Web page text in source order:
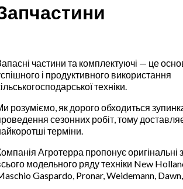
частини та комплектуючі — це
і продуктивного використання
техніки.
розуміємо, як дорого обходиться
сезонних робіт, тому
терміни.
Агротерра пропонує оригінальні
модельного ряду техніки New
Gaspardo, Pronar, Weidemann,